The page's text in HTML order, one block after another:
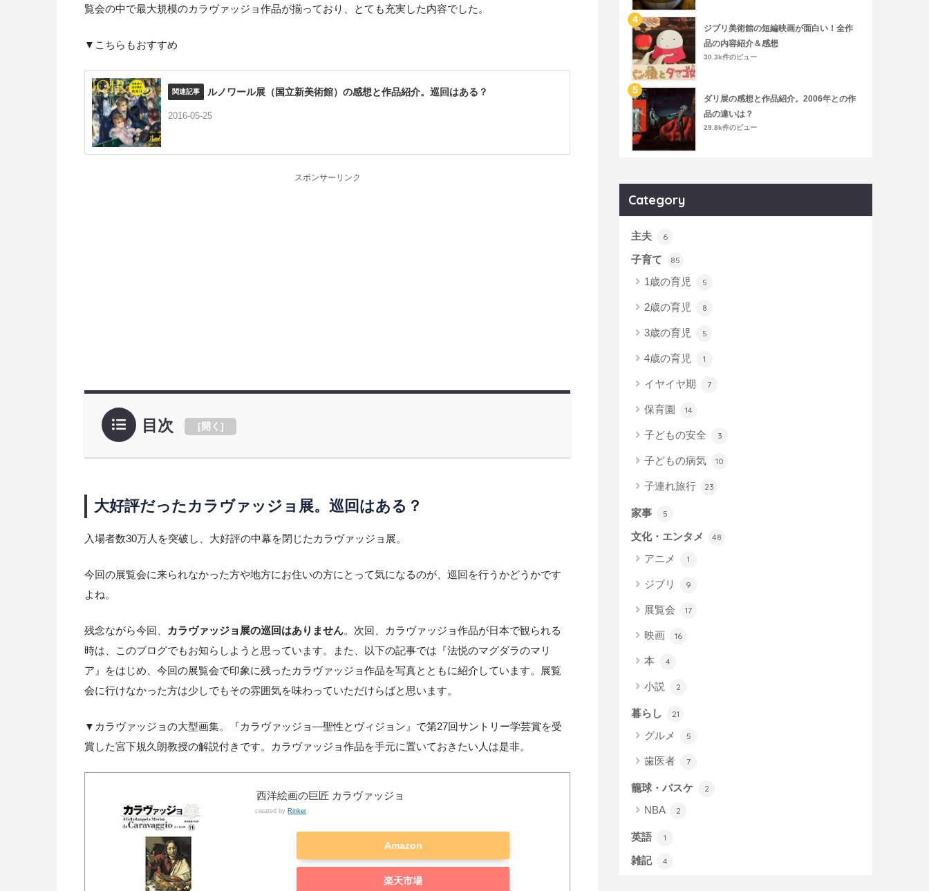
覧会の中で最大規模のカラヴァッジョ作品が揃っており、とても充実した内容でした。
▼こちらもおすすめ
ルノワール展（国立新美術館）の感想と作品紹介。巡回はある？
2016-05-25
スポンサーリンク
目次 [開く ]
大好評だったカラヴァッジョ展。巡回はある？
入場者数30万人を突破し、大好評の中幕を閉じたカラヴァッジョ展。
今回の展覧会に来られなかった方や地方にお住いの方にとって気になるのが、巡回を行うかどうかです
よね。
残念ながら今回、 カラヴァッジョ展の巡回はありません。次回、カラヴァッジョ作品が日本で観られる
時は、このブログでもお知らしようと思っています。また、以下の記事では『法悦のマグダラのマリ
ア』をはじめ、今回の展覧会で印象に残ったカラヴァッジョ作品を写真とともに紹介しています。展覧
会に行けなかった方は少しでもその雰囲気を味わっていただけらばと思います。
▼カラヴァッジョの大型画集。『カラヴァッジョ―聖性とヴィジョン』で第27回サントリー学芸賞を受
賞した宮下規久朗教授の解説付きです。カラヴァッジョ作品を手元に置いておきたい人は是非。
西洋絵画の巨匠 カラヴァッジョ
created by Rinker
Amazon
楽天市場
ジブリ美術館の短編映画が面白い！全作
品の内容紹介＆感想
30.3k件のビュー
ダリ展の感想と作品紹介。2006年との作
品の違いは？
29.8k件のビュー
Category
主夫 6
子育て 85
1歳の育児 5
2歳の育児 8
3歳の育児 5
4歳の育児 1
イヤイヤ期 7
保育園 14
子どもの安全 3
子どもの病気 10
子連れ旅行 23
家事 5
文化・エンタメ 48
アニメ 1
ジブリ 9
展覧会 17
映画 16
本 4
小説 2
暮らし 21
グルメ 5
歯医者 7
籠球・バスケ 2
NBA 2
英語 1
雑記 4